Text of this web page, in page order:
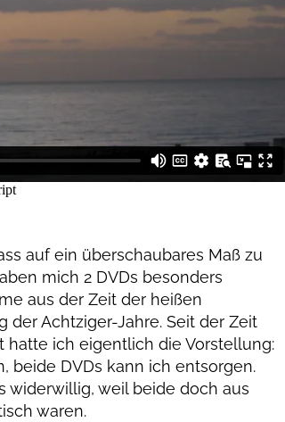
auf ein überschaubares Maß zu
mich 2 DVDs besonders
aus der Zeit der heißen
der Achtziger-Jahre. Seit der Zeit
hatte ich eigentlich die Vorstellung:
beide DVDs kann ich entsorgen.
widerwillig, weil beide doch aus
waren.